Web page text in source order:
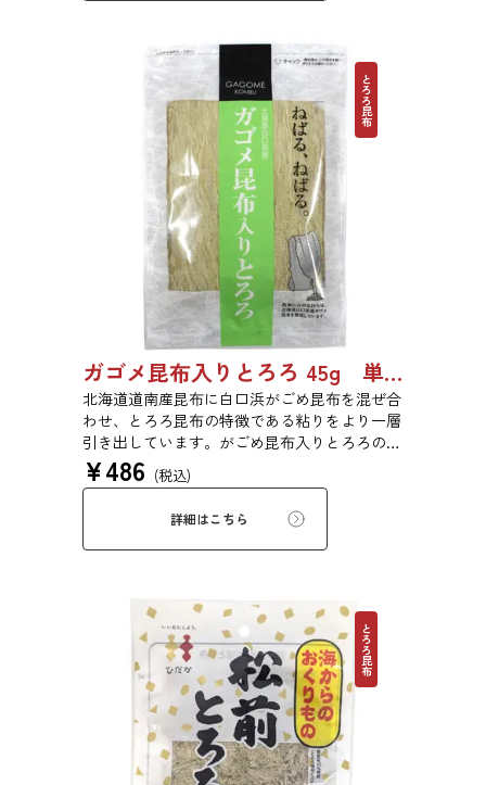
とろろ昆布
ガゴメ昆布入りとろろ 45g 単品 5袋セット 20袋セット 1774
北海道道南産昆布に白口浜がごめ昆布を混ぜ合
わせ、とろろ昆布の特徴である粘りをより一層
引き出しています。がごめ昆布入りとろろの粘
りと旨味をぜひご賞味ください。
¥486 (税込)
詳細はこちら
とろろ昆布